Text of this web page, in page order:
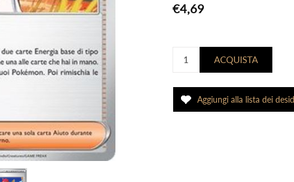
€4,69